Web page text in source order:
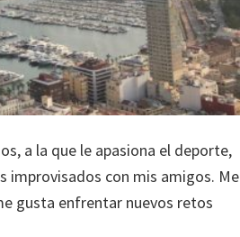
a la que le apasiona el deporte,
improvisados con mis amigos. Me
gusta enfrentar nuevos retos